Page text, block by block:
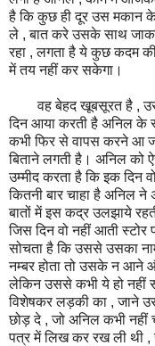
है कि कुछ ही दूर उस मकान
ले , बात करे उसके साथ
रहा , लगता है ये कुछ कदम
में तय नहीं कर सकेगा।
वह बेहद खूबसूरत है ,
दिन आया करती है अनिल के
कभी फिर से वापस करने आ
बिताने लगती है। अनिल को
उम्मीद करता है कि इक दिन
कितनी बार चाहा है अनिल
बातों में इस कद्र उलझाये
जिस दिन वो नहीं आती
सोचता है कि उससे उसका
नम्बर होता तो उसके न आने
लेकिन उससे कभी ये हो नहीं
विशेषकर लड़की का , जाने
छोड़ दे , जो अनिल कभी नहीं
पत्र में लिख कर रख ली थी ,